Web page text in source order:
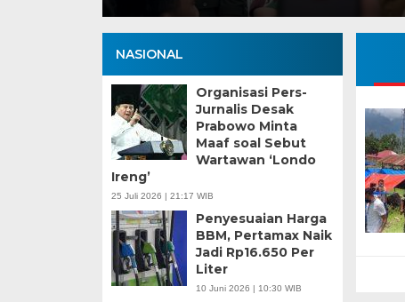
NASIONAL
Organisasi Pers-
Jurnalis Desak
Prabowo Minta
Maaf soal Sebut
Wartawan ‘Londo
Ireng’
25 Juli 2026 | 21:17 WIB
Penyesuaian Harga
BBM, Pertamax Naik
Jadi Rp16.650 Per
Liter
10 Juni 2026 | 10:30 WIB